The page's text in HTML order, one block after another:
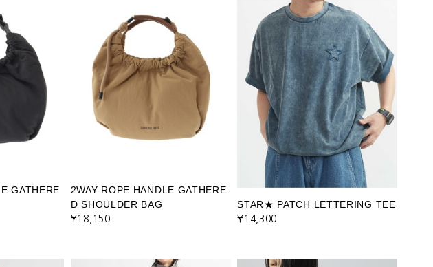
GATHERE
2WAY ROPE HANDLE GATHERE
D SHOULDER BAG
¥18,150
STAR★ PATCH LETTERING TEE
¥14,300